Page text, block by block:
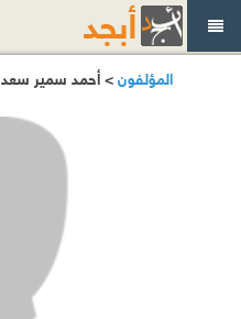
المؤلفون> أحمد سمير سعد